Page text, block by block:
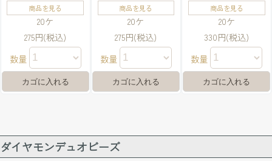
商品を見る
20ケ
275円(税込)
数量
商品を見る
20ケ
275円(税込)
数量
商品を見る
20ケ
330円(税込)
数量
ダイヤモンデュオビーズ